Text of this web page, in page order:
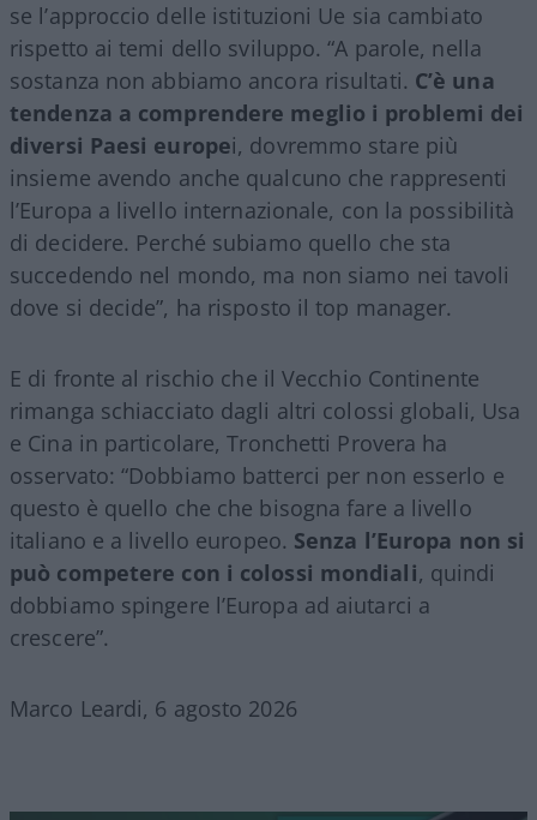
se l’approccio delle istituzioni Ue sia cambiato
rispetto ai temi dello sviluppo. “A parole, nella
sostanza non abbiamo ancora risultati. C’è una
tendenza a comprendere meglio i problemi dei
diversi Paesi europei, dovremmo stare più
insieme avendo anche qualcuno che rappresenti
l’Europa a livello internazionale, con la possibilità
di decidere. Perché subiamo quello che sta
succedendo nel mondo, ma non siamo nei tavoli
dove si decide”, ha risposto il top manager.
E di fronte al rischio che il Vecchio Continente
rimanga schiacciato dagli altri colossi globali, Usa
e Cina in particolare, Tronchetti Provera ha
osservato: “Dobbiamo batterci per non esserlo e
questo è quello che che bisogna fare a livello
italiano e a livello europeo. Senza l’Europa non si
può competere con i colossi mondiali, quindi
dobbiamo spingere l’Europa ad aiutarci a
crescere”.
Marco Leardi, 6 agosto 2026